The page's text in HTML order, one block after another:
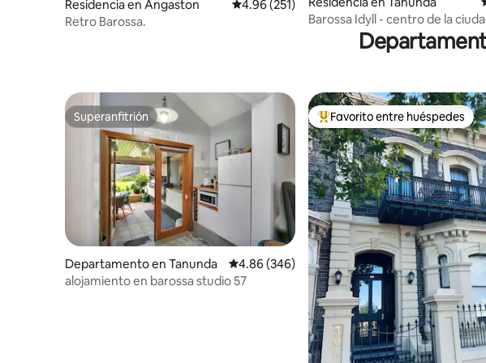
Residencia en Angaston Calificación promedio: 4.96 de 5; 251
4.96 (251)
Retro Barossa.
Barossa Idyll - centro de la
impresionantes
Superanfitrión
Superanfitrión
Departamento en Tanunda Calificación promedio: 4.86 de 5; 346
4.86 (346)
alojamiento en barossa studio 57
De los mejores en Favorito entre
Favorito entre huéspedes